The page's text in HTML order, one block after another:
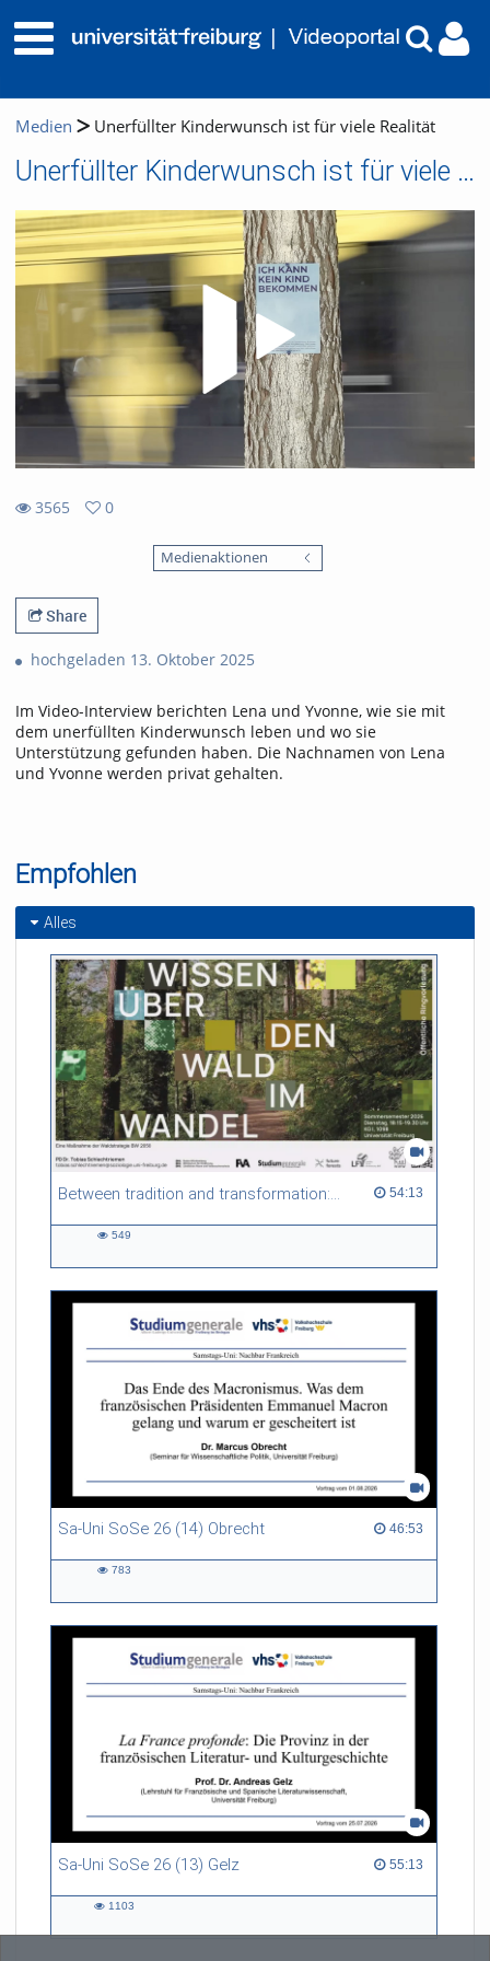
Medien Unerfüllter Kinderwunsch ist für viele Realität
Unerfüllter Kinderwunsch ist für viele Realität
3565
0
Medienaktionen
Share
hochgeladen 13. Oktober 2025
Im Video-Interview berichten Lena und Yvonne, wie sie mit
dem unerfüllten Kinderwunsch leben und wo sie
Unterstützung gefunden haben. Die Nachnamen von Lena
und Yvonne werden privat gehalten.
Empfohlen
Alles
Between tradition and transformation: how owners, advisers and institutions co-create knowledge for resilient forests in Europe 54:13
54:13 duration
549
Sa-Uni SoSe 26 (14) Obrecht 46:53
46:53 duration
783
Sa-Uni SoSe 26 (13) Gelz 55:13
55:13 duration
1103